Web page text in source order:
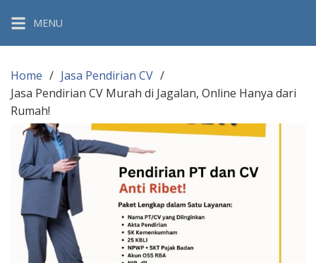
content
MENU
Home
Jasa Pendirian CV
Jasa Pendirian CV Murah di Jagalan, Online Hanya dari
Rumah!